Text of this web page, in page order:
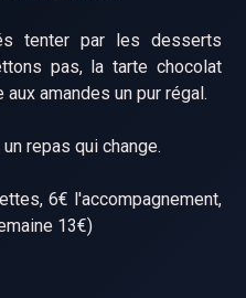
tenter par les desserts
pas, la tarte chocolat
amandes un pur régal.
repas qui change.
6€ l'accompagnement,
13€)